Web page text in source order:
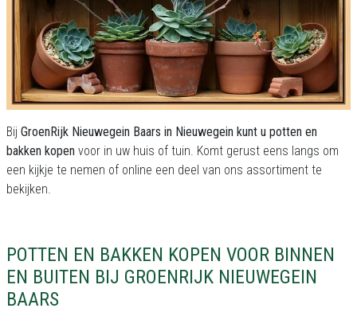
Bij GroenRijk Nieuwegein Baars in Nieuwegein kunt u potten en
bakken kopen voor in uw huis of tuin. Komt gerust eens langs om
een kijkje te nemen of online een deel van ons assortiment te
bekijken.
POTTEN EN BAKKEN KOPEN VOOR BINNEN
EN BUITEN BIJ GROENRIJK NIEUWEGEIN
BAARS